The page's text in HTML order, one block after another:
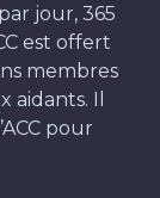
jour, 365
est offert
membres
aidants. Il
pour